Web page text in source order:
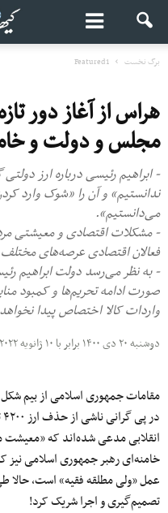
برگ نخست Featured1
هراس از آغاز دور
مجلس و دولت و
- ابراهیم رئیسی درباره ارز
ندانستیم» و آن را «شوک وارد
می‌دانستیم».
- مشکلات اقتصادی و معیشتی
فعالان اقتصادی عرصه‌های
- به نظر می‌رسد دولت ابراهیم
واردات کالا اختصاص پیدا
دوشنبه ۲۰ دی ۱۴۰۰ برابر با ۱۰ ژانویه ۲۰۲۲
مقامات جمهوری اسلامی از بیم
انقلابی مدعی شده‌اند که «معیشت
خامنه‌ای رهبر جمهوری اسلامی نیز
عمل «ولی مطلقه فقیه»‌ است، حالا
تصمیم‌گیری و اجرا شریک کرد!